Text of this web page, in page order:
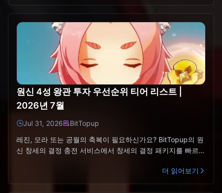
원신 4성 왕관 투자 우선순위 티어 리스트 |
2026년 7월
Jul 31, 2026
BitTopup
레진, 모라 또는 공월의 축복이 필요하신가요? BitTopup의 원
신 창세의 결정 충전 서비스에서 창세의 결정 패키지를 빠르게
더 읽어보기